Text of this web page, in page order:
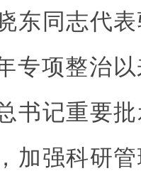
同志代表
专项整治
书记重要
加强科研